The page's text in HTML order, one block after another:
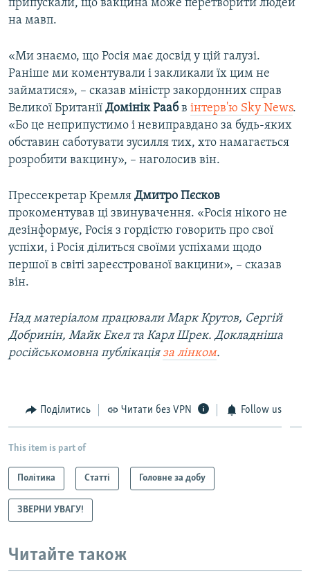
припускали, що вакцина може перетворити людей
на мавп.
«Ми знаємо, що Росія має досвід у цій галузі.
Раніше ми коментували і закликали їх цим не
займатися», – сказав міністр закордонних справ
Великої Британії Домінік Раабв інтерв'ю Sky News.
«Бо це неприпустимо і невиправдано за будь-яких
обставин саботувати зусилля тих, хто намагається
розробити вакцину», – наголосив він.
Прессекретар Кремля Дмитро Пєсков
прокоментував ці звинувачення. «Росія нікого не
дезінформує, Росія з гордістю говорить про свої
успіхи, і Росія ділиться своїми успіхами щодо
першої в світі зареєстрованої вакцини», – сказав
він.
Над матеріалом працювали Марк Крутов, Сергій
Добринін, Майк Екел та Карл Шрек. Докладніша
російськомовна публікаціяза лінком.
Поділитись Читати без VPN Follow us
This item is part of
Політика Статті Головне за добу
ЗВЕРНИ УВАГУ!
Читайте також